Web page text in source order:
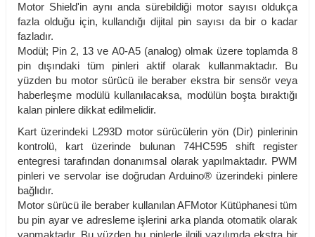
Motor Shield'in aynı anda sürebildiği motor sayısı oldukça
fazla olduğu için, kullandığı dijital pin sayısı da bir o kadar
fazladır.
Modül; Pin 2, 13 ve A0-A5 (analog) olmak üzere toplamda 8
pin dışındaki tüm pinleri aktif olarak kullanmaktadır. Bu
yüzden bu motor sürücü ile beraber ekstra bir sensör veya
haberleşme modülü kullanılacaksa, modülün boşta bıraktığı
kalan pinlere dikkat edilmelidir.
Kart üzerindeki L293D motor sürücülerin yön (Dir) pinlerinin
kontrolü, kart üzerinde bulunan 74HC595 shift register
entegresi tarafından donanımsal olarak yapılmaktadır. PWM
pinleri ve servolar ise doğrudan Arduino® üzerindeki pinlere
bağlıdır.
Motor sürücü ile beraber kullanılan AFMotor Kütüphanesi tüm
bu pin ayar ve adresleme işlerini arka planda otomatik olarak
yapmaktadır. Bu yüzden bu pinlerle ilgili yazılımda ekstra bir